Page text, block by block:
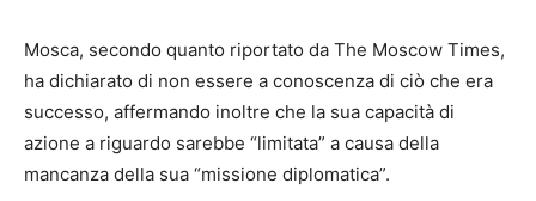
Mosca, secondo quanto riportato da The Moscow Times,
ha dichiarato di non essere a conoscenza di ciò che era
successo, affermando inoltre che la sua capacità di
azione a riguardo sarebbe “limitata” a causa della
mancanza della sua “missione diplomatica”.